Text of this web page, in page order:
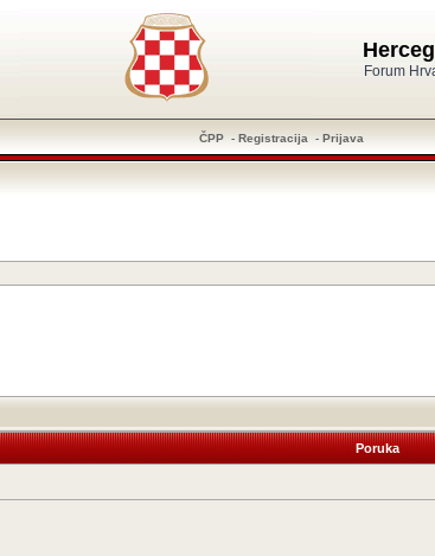
Forum
ČPP - Registracija - Prijava
Poruka